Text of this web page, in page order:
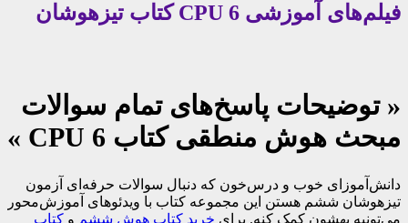
فیلم‌های آموزشی CPU 6 کتاب تیزهوشان
« توضیحات پاسخ‌های تمام سوالات
مبحث هوش منطقی کتاب CPU 6 »
دانش‌آموزای خوب و درس‌خون که دنبال سوالات حرفه‌ای آزمون
تیزهوشان ششم هستن این مجموعه کتاب با ویدئوهای آموزش‌محور
می‌تونیه بهشون کمک کنه. برای خرید کتاب هوش ششم و کتاب